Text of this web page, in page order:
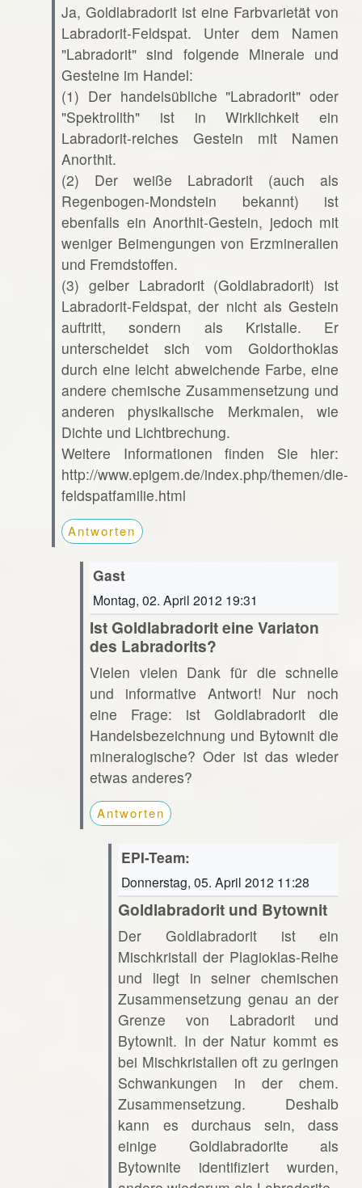
Ja, Goldlabradorit ist eine Farbvarietät von
Labradorit-Feldspat. Unter dem Namen
"Labradorit" sind folgende Minerale und
Gesteine im Handel:
(1) Der handelsübliche "Labradorit" oder
"Spektrolith" ist in Wirklichkeit ein
Labradorit-reiches Gestein mit Namen
Anorthit.
(2) Der weiße Labradorit (auch als
Regenbogen-Mondstein bekannt) ist
ebenfalls ein Anorthit-Gestein, jedoch mit
weniger Beimengungen von Erzmineralien
und Fremdstoffen.
(3) gelber Labradorit (Goldlabradorit) ist
Labradorit-Feldspat, der nicht als Gestein
auftritt, sondern als Kristalle. Er
unterscheidet sich vom Goldorthoklas
durch eine leicht abweichende Farbe, eine
andere chemische Zusammensetzung und
anderen physikalische Merkmalen, wie
Dichte und Lichtbrechung.
Weitere Informationen finden Sie hier:
http://www.epigem.de/index.php/themen/die-
feldspatfamilie.html
Antworten
Gast
Montag, 02. April 2012 19:31
Ist Goldlabradorit eine Variaton
des Labradorits?
Vielen vielen Dank für die schnelle
und informative Antwort! Nur noch
eine Frage: ist Goldlabradorit die
Handelsbezeichnung und Bytownit die
mineralogische? Oder ist das wieder
etwas anderes?
Antworten
EPI-Team:
Donnerstag, 05. April 2012 11:28
Goldlabradorit und Bytownit
Der Goldlabradorit ist ein
Mischkristall der Plagioklas-Reihe
und liegt in seiner chemischen
Zusammensetzung genau an der
Grenze von Labradorit und
Bytownit. In der Natur kommt es
bei Mischkristallen oft zu geringen
Schwankungen in der chem.
Zusammensetzung. Deshalb
kann es durchaus sein, dass
einige Goldlabradorite als
Bytownite identifiziert wurden,